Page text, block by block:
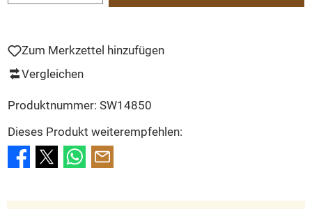
Zum Merkzettel hinzufügen
Vergleichen
Produktnummer: SW14850
Dieses Produkt weiterempfehlen: